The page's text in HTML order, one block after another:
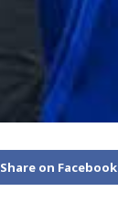
Share on Facebook